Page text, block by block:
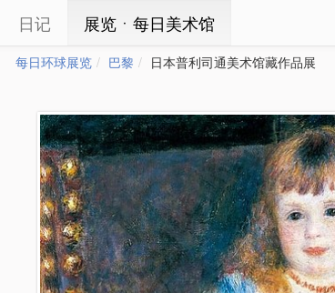
日记 展览ㆍ每日美术馆
每日环球展览 巴黎 日本普利司通美术馆藏作品展